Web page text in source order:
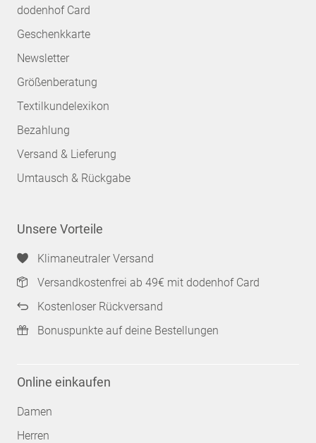
dodenhof Card
Geschenkkarte
Newsletter
Größenberatung
Textilkundelexikon
Bezahlung
Versand & Lieferung
Umtausch & Rückgabe
Unsere Vorteile
Klimaneutraler Versand
Versandkostenfrei ab 49€ mit dodenhof Card
Kostenloser Rückversand
Bonuspunkte auf deine Bestellungen
Online einkaufen
Damen
Herren